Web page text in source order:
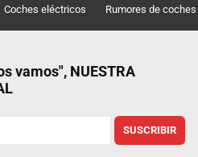
Coches eléctricos Rumores de coches
vamos", NUESTRA
SUSCRIBIR